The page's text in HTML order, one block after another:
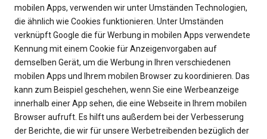
mobilen Apps, verwenden wir unter Umständen Technologien,
die ähnlich wie Cookies funktionieren. Unter Umständen
verknüpft Google die für Werbung in mobilen Apps verwendete
Kennung mit einem Cookie für Anzeigenvorgaben auf
demselben Gerät, um die Werbung in Ihren verschiedenen
mobilen Apps und Ihrem mobilen Browser zu koordinieren. Das
kann zum Beispiel geschehen, wenn Sie eine Werbeanzeige
innerhalb einer App sehen, die eine Webseite in Ihrem mobilen
Browser aufruft. Es hilft uns außerdem bei der Verbesserung
der Berichte, die wir für unsere Werbetreibenden bezüglich der